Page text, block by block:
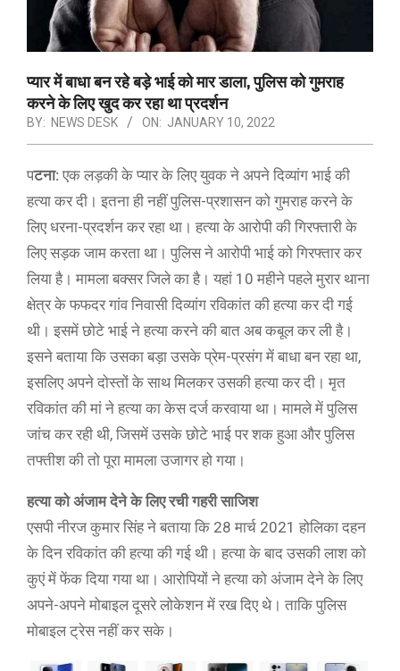
प्यार में बाधा बन रहे बड़े भाई को मार डाला, पुलिस को गुमराह
करने के लिए खुद कर रहा था प्रदर्शन
BY: NEWS DESK ON: JANUARY 10, 2022
पटना: एक लड़की के प्यार के लिए युवक ने अपने दिव्यांग भाई की
हत्या कर दी। इतना ही नहीं पुलिस-प्रशासन को गुमराह करने के
लिए धरना-प्रदर्शन कर रहा था। हत्या के आरोपी की गिरफ्तारी के
लिए सड़क जाम करता था। पुलिस ने आरोपी भाई को गिरफ्तार कर
लिया है। मामला बक्सर जिले का है। यहां 10 महीने पहले मुरार थाना
क्षेत्र के फफदर गांव निवासी दिव्यांग रविकांत की हत्या कर दी गई
थी। इसमें छोटे भाई ने हत्या करने की बात अब कबूल कर ली है।
इसने बताया कि उसका बड़ा उसके प्रेम-प्रसंग में बाधा बन रहा था,
इसलिए अपने दोस्तों के साथ मिलकर उसकी हत्या कर दी। मृत
रविकांत की मां ने हत्या का केस दर्ज करवाया था। मामले में पुलिस
जांच कर रही थी, जिसमें उसके छोटे भाई पर शक हुआ और पुलिस
तफ्तीश की तो पूरा मामला उजागर हो गया।
हत्या को अंजाम देने के लिए रची गहरी साजिश
एसपी नीरज कुमार सिंह ने बताया कि 28 मार्च 2021 होलिका दहन
के दिन रविकांत की हत्या की गई थी। हत्या के बाद उसकी लाश को
कुएं में फेंक दिया गया था। आरोपियों ने हत्या को अंजाम देने के लिए
अपने-अपने मोबाइल दूसरे लोकेशन में रख दिए थे। ताकि पुलिस
मोबाइल ट्रेस नहीं कर सके।